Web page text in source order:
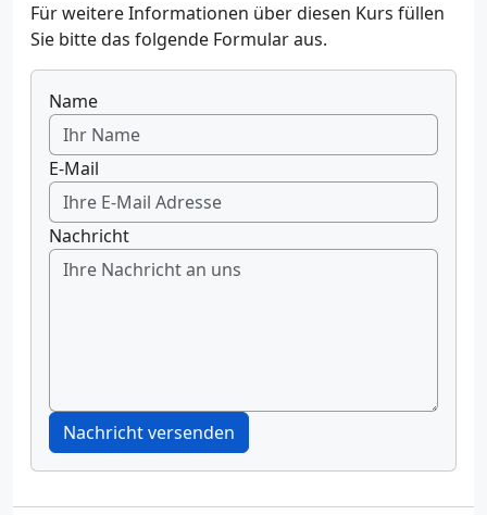
Für weitere Informationen über diesen Kurs füllen
Sie bitte das folgende Formular aus.
Name
E-Mail
Nachricht
Nachricht versenden